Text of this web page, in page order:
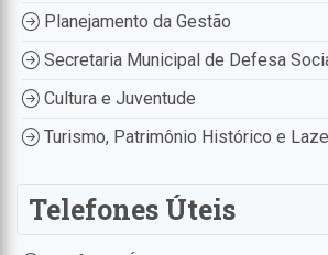
Planejamento da Gestão
Secretaria Municipal de Defesa
Cultura e Juventude
Turismo, Patrimônio Histórico e
Telefones Úteis